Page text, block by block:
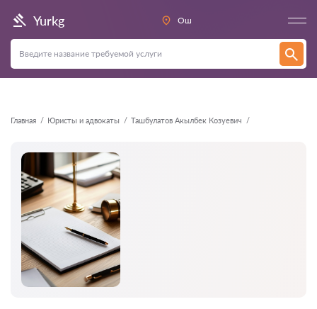
Yurkg Ош
Главная Юристы и адвокаты Ташбулатов Акылбек Козуевич
Назад